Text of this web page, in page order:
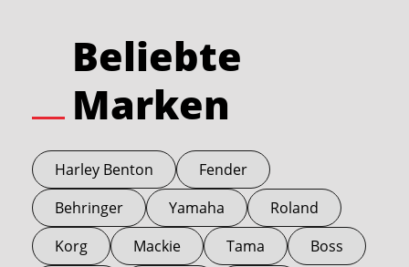
Beliebte
Marken
Harley Benton
Fender
Behringer
Yamaha
Roland
Korg
Mackie Tama
Boss